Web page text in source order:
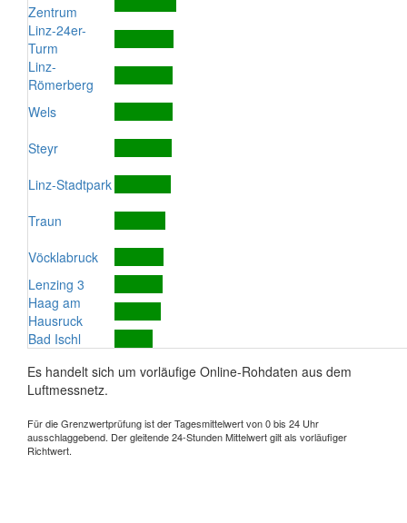
Zentrum
Linz-24er-
Turm
Linz-
Römerberg
Wels
Steyr
Linz-Stadtpark
Traun
Vöcklabruck
Lenzing 3
Haag am
Hausruck
Bad Ischl
Es handelt sich um vorläufige Online-Rohdaten aus dem
Luftmessnetz.
Für die Grenzwertprüfung ist der Tagesmittelwert von 0 bis 24 Uhr
ausschlaggebend. Der gleitende 24-Stunden Mittelwert gilt als vorläufiger
Richtwert.